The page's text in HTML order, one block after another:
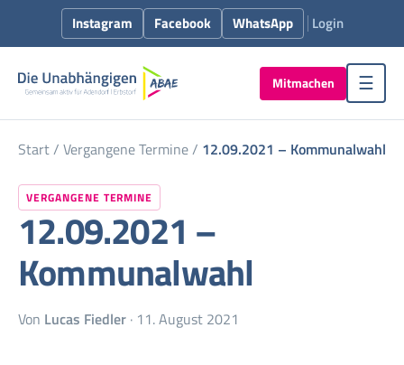
Instagram Facebook WhatsApp Login
Mitmachen ☰
Start/ Vergangene Termine/ 12.09.2021 – Kommunalwahl
VERGANGENE TERMINE
12.09.2021 –
Kommunalwahl
Von Lucas Fiedler · 11. August 2021